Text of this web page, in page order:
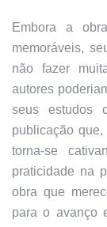
Embora a
memoráveis,
não fazer
autores
seus estudos
publicação
torna-se
praticidade na
obra que
para o avanço